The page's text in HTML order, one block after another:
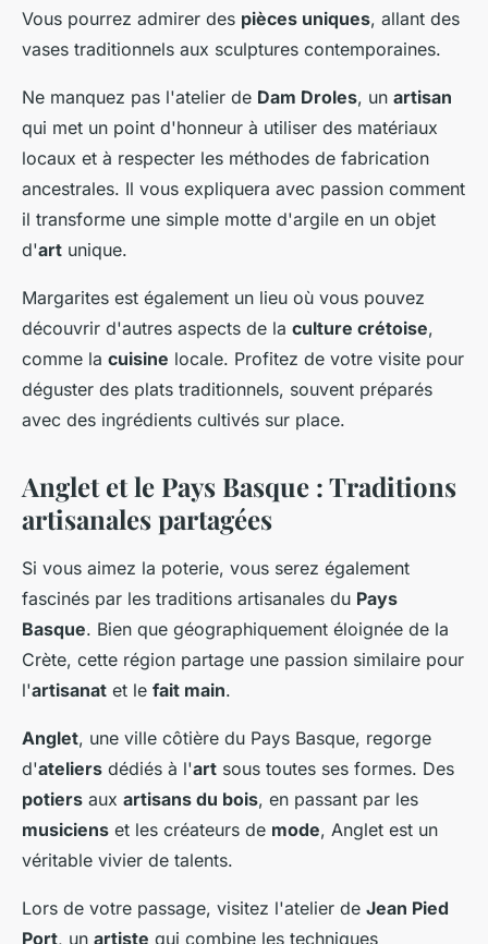
Vous pourrez admirer des pièces uniques, allant des
vases traditionnels aux sculptures contemporaines.
Ne manquez pas l'atelier de Dam Droles, un artisan
qui met un point d'honneur à utiliser des matériaux
locaux et à respecter les méthodes de fabrication
ancestrales. Il vous expliquera avec passion comment
il transforme une simple motte d'argile en un objet
d'art unique.
Margarites est également un lieu où vous pouvez
découvrir d'autres aspects de la culture crétoise,
comme la cuisine locale. Profitez de votre visite pour
déguster des plats traditionnels, souvent préparés
avec des ingrédients cultivés sur place.
Anglet et le Pays Basque : Traditions
artisanales partagées
Si vous aimez la poterie, vous serez également
fascinés par les traditions artisanales du Pays
Basque. Bien que géographiquement éloignée de la
Crète, cette région partage une passion similaire pour
l'artisanat et le fait main.
Anglet, une ville côtière du Pays Basque, regorge
d'ateliers dédiés à l'art sous toutes ses formes. Des
potiers aux artisans du bois, en passant par les
musiciens et les créateurs de mode, Anglet est un
véritable vivier de talents.
Lors de votre passage, visitez l'atelier de Jean Pied
Port, un artiste qui combine les techniques